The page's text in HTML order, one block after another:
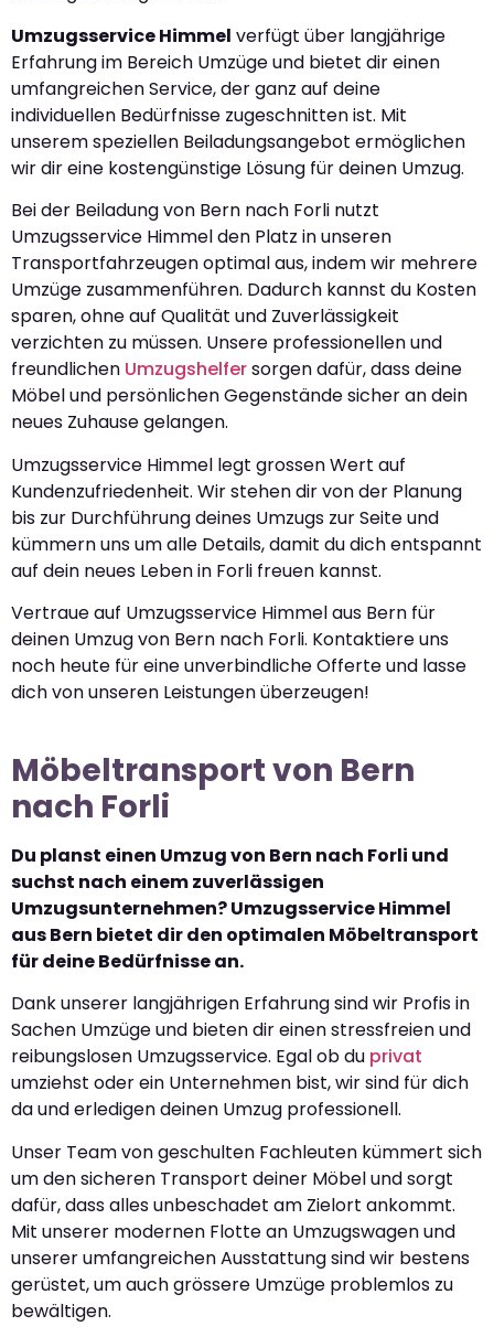
Umzugsservice Himmel verfügt über langjährige
Erfahrung im Bereich Umzüge und bietet dir einen
umfangreichen Service, der ganz auf deine
individuellen Bedürfnisse zugeschnitten ist. Mit
unserem speziellen Beiladungsangebot ermöglichen
wir dir eine kostengünstige Lösung für deinen Umzug.
Bei der Beiladung von Bern nach Forli nutzt
Umzugsservice Himmel den Platz in unseren
Transportfahrzeugen optimal aus, indem wir mehrere
Umzüge zusammenführen. Dadurch kannst du Kosten
sparen, ohne auf Qualität und Zuverlässigkeit
verzichten zu müssen. Unsere professionellen und
freundlichen Umzugshelfersorgen dafür, dass deine
Möbel und persönlichen Gegenstände sicher an dein
neues Zuhause gelangen.
Umzugsservice Himmel legt grossen Wert auf
Kundenzufriedenheit. Wir stehen dir von der Planung
bis zur Durchführung deines Umzugs zur Seite und
kümmern uns um alle Details, damit du dich entspannt
auf dein neues Leben in Forli freuen kannst.
Vertraue auf Umzugsservice Himmel aus Bern für
deinen Umzug von Bern nach Forli. Kontaktiere uns
noch heute für eine unverbindliche Offerte und lasse
dich von unseren Leistungen überzeugen!
Möbeltransport von Bern
nach Forli
Du planst einen Umzug von Bern nach Forli und
suchst nach einem zuverlässigen
Umzugsunternehmen? Umzugsservice Himmel
aus Bern bietet dir den optimalen Möbeltransport
für deine Bedürfnisse an.
Dank unserer langjährigen Erfahrung sind wir Profis in
Sachen Umzüge und bieten dir einen stressfreien und
reibungslosen Umzugsservice. Egal ob du privat
umziehst oder ein Unternehmen bist, wir sind für dich
da und erledigen deinen Umzug professionell.
Unser Team von geschulten Fachleuten kümmert sich
um den sicheren Transport deiner Möbel und sorgt
dafür, dass alles unbeschadet am Zielort ankommt.
Mit unserer modernen Flotte an Umzugswagen und
unserer umfangreichen Ausstattung sind wir bestens
gerüstet, um auch grössere Umzüge problemlos zu
bewältigen.